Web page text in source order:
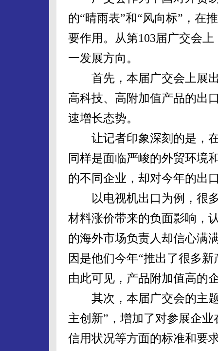
的“晴雨表”和“风向标”，在
要作用。从第103届广交会
一发展方向。
首先，本届广交会上展出
高科技、高附加值产品的出
速增长态势。
让记者印象深刻的是，在
同样是面临严峻的外贸环境
的不同企业，却对今年的出
以电视机出口为例，很多
材料涨价带来的负面影响，
的海外市场负责人却信心满
因是他们今年“推出了很多
由此可见，产品附加值高的
其次，本届广交会的主题
主创新”，增加了对参展企
信用状况等方面的标准和要